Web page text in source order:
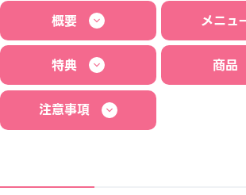
概要 メニュ
特典 商品
注意事項